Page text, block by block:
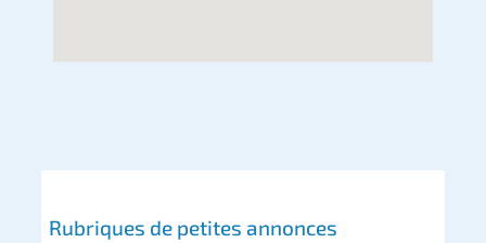
Rubriques de petites annonces